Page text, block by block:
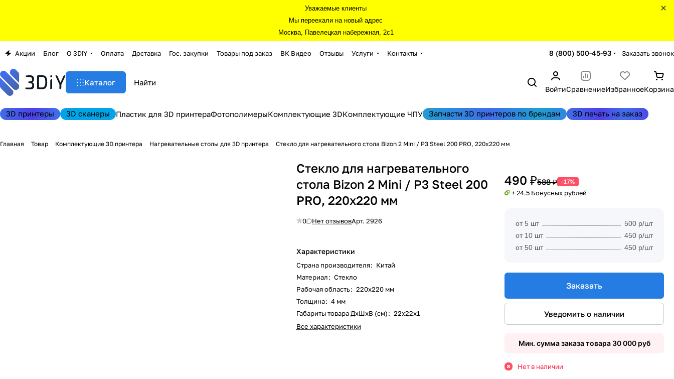
Уважаемые клиенты
Мы переехали на новый адрес
Москва, Павелецкая набережная, 2с1
Акции Блог О 3DiY Оплата Доставка Гос. закупки Товары под заказ ВК Видео Отзывы Услуги Контакты 8 (800) 500-45-93 Заказать звонок
Каталог
ВойтиСравнениеИзбранноеКорзина
3D принтеры 3D сканеры Пластик для 3D принтераФотополимерыКомплектующие 3DКомплектующие ЧПУ Запчасти 3D принтеров по брендам 3D печать на заказ
Главная Товар Комплектующие 3D принтера Нагревательные столы для 3D принтера Стекло для нагревательного стола Bizon 2 Mini / P3 Steel 200 PRO, 220х220 мм
Стекло для нагревательного
стола Bizon 2 Mini / P3 Steel 200
PRO, 220х220 мм
0 Нет отзывовАрт.2926
Характеристики
Страна производителя: Китай
Материал: Стекло
Рабочая область: 220х220 мм
Толщина: 4 мм
Габариты товара ДxШxВ (см): 22х22х1
Все характеристики
490 ₽588 ₽ -17%
+ 24.5 Бонусных рублей
от 5 шт
500 р/шт
от 10 шт
450 р/шт
от 50 шт
450 р/шт
Заказать
Уведомить о наличии
Мин. сумма заказа товара 30 000 руб
Нет в наличии